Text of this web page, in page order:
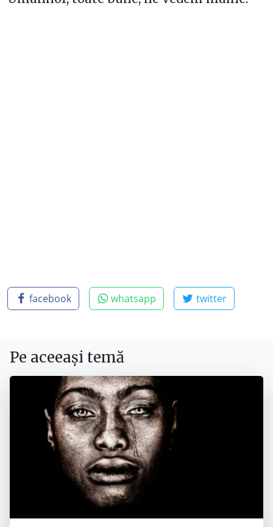
facebook whatsapp twitter
Pe aceeași temă